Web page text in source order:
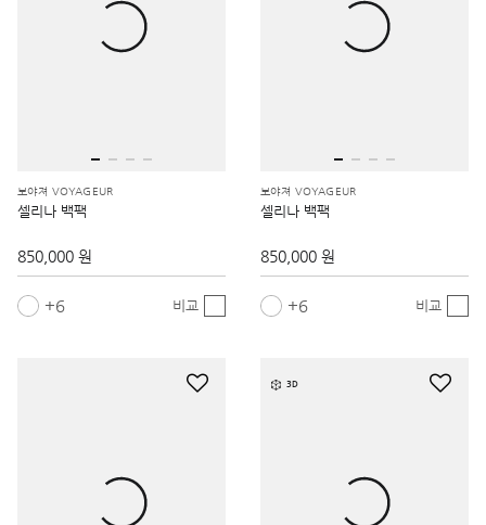
보야져 VOYAGEUR
셀리나 백팩
850,000 원
6 비교
보야져 VOYAGEUR
셀리나 백팩
850,000 원
6 비교
3D